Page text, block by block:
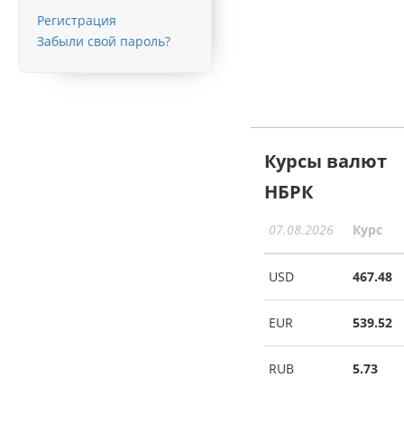
Регистрация
Забыли свой пароль?
Курсы валют
НБРК
07.08.2026 Курс
USD 467.48
EUR 539.52
RUB 5.73